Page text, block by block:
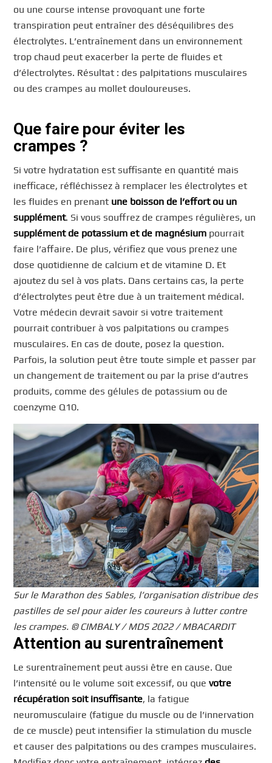
ou une course intense provoquant une forte
transpiration peut entraîner des déséquilibres des
électrolytes. L’entraînement dans un environnement
trop chaud peut exacerber la perte de fluides et
d’électrolytes. Résultat : des palpitations musculaires
ou des crampes au mollet douloureuses.
Que faire pour éviter les
crampes ?
Si votre hydratation est suffisante en quantité mais
inefficace, réfléchissez à remplacer les électrolytes et
les fluides en prenant une boisson de l’effort ou un
supplément. Si vous souffrez de crampes régulières, un
supplément de potassium et de magnésium pourrait
faire l’affaire. De plus, vérifiez que vous prenez une
dose quotidienne de calcium et de vitamine D. Et
ajoutez du sel à vos plats. Dans certains cas, la perte
d’électrolytes peut être due à un traitement médical.
Votre médecin devrait savoir si votre traitement
pourrait contribuer à vos palpitations ou crampes
musculaires. En cas de doute, posez la question.
Parfois, la solution peut être toute simple et passer par
un changement de traitement ou par la prise d’autres
produits, comme des gélules de potassium ou de
coenzyme Q10.
Sur le Marathon des Sables, l’organisation distribue des
pastilles de sel pour aider les coureurs à lutter contre
les crampes. © CIMBALY / MDS 2022 / MBACARDIT
Attention au surentraînement
Le surentraînement peut aussi être en cause. Que
l’intensité ou le volume soit excessif, ou que votre
récupération soit insuffisante, la fatigue
neuromusculaire (fatigue du muscle ou de l’innervation
de ce muscle) peut intensifier la stimulation du muscle
et causer des palpitations ou des crampes musculaires.